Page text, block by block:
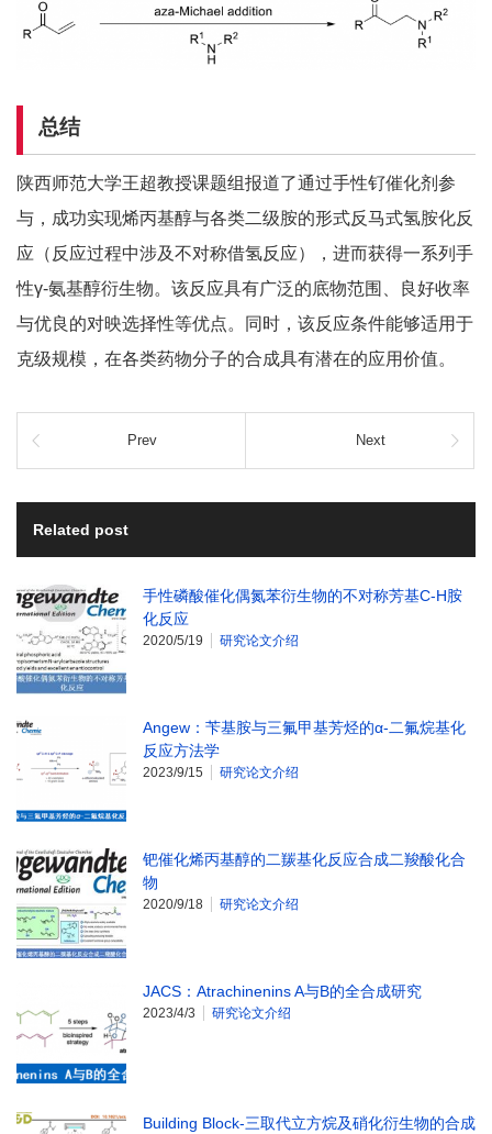
总结
陕西师范大学王超教授课题组报道了通过手性钌催化剂参
与，成功实现烯丙基醇与各类二级胺的形式反马式氢胺化反
应（反应过程中涉及不对称借氢反应），进而获得一系列手
性γ-氨基醇衍生物。该反应具有广泛的底物范围、良好收率
与优良的对映选择性等优点。同时，该反应条件能够适用于
克级规模，在各类药物分子的合成具有潜在的应用价值。
Prev Next
Related post
手性磷酸催化偶氮苯衍生物的不对称芳基C-H胺
化反应
2020/5/19 研究论文介绍
Angew：苄基胺与三氟甲基芳烃的α-二氟烷基化
反应方法学
2023/9/15 研究论文介绍
钯催化烯丙基醇的二羰基化反应合成二羧酸化合
物
2020/9/18 研究论文介绍
JACS：Atrachinenins A与B的全合成研究
2023/4/3 研究论文介绍
Building Block-三取代立方烷及硝化衍生物的合成